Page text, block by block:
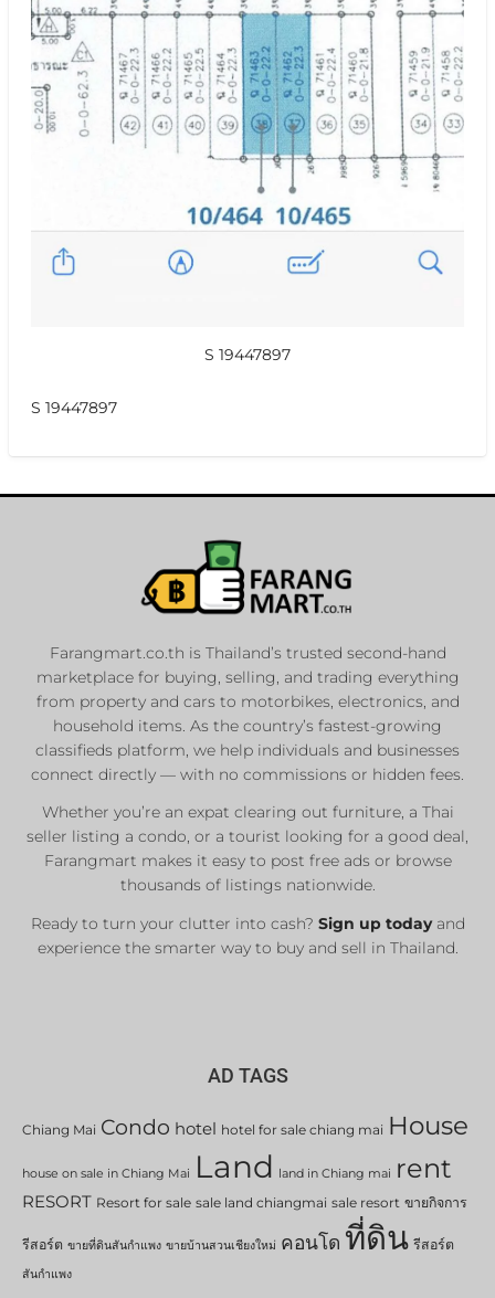
S 19447897
S 19447897
Farangmart.co.th is Thailand’s trusted second-hand
marketplace for buying, selling, and trading everything
from property and cars to motorbikes, electronics, and
household items. As the country’s fastest-growing
classifieds platform, we help individuals and businesses
connect directly — with no commissions or hidden fees.
Whether you’re an expat clearing out furniture, a Thai
seller listing a condo, or a tourist looking for a good deal,
Farangmart makes it easy to post free ads or browse
thousands of listings nationwide.
Ready to turn your clutter into cash? Sign up todayand
experience the smarter way to buy and sell in Thailand.
AD TAGS
Chiang Mai Condo hotel hotel for sale chiang mai House
house on sale in Chiang Mai Land land in Chiang mai rent
RESORT Resort for sale sale land chiangmai sale resort ขายกิจการ
รีสอร์ต ขายที่ดินสันกำแพง ขายบ้านสวนเชียงใหม่ คอนโด ที่ดิน รีสอร์ต
สันกำแพง